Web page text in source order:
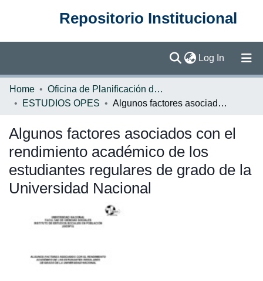
Repositorio Institucional
Log In (current)
Communities & Collections
Statistics
Home
Oficina de Planificación de la Educación Superior (OPES)
ESTUDIOS OPES
Algunos factores asociados con el rendimiento académico de los estudiantes regulares de grado de la Universidad Nacional
Algunos factores asociados con el
rendimiento académico de los
estudiantes regulares de grado de la
Universidad Nacional